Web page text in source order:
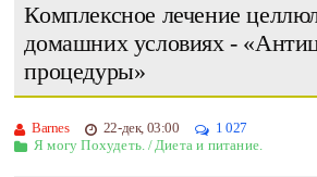
Комплексное лечение
домашних условиях -
процедуры»
Barnes 22-дек, 03:00
1 027
Я могу Похудеть. /Диета и питание.